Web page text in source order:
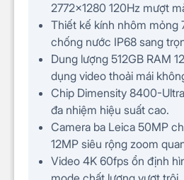
Chip đồ họa
(GPU)
Mali-G720
CAMERA
Độ phân giải
camera sau
Chính 50 MP
Độ phân giải
camera trước
32 MP
2772x1280 120Hz mượt
Thiết kế kính nhôm mỏng
chống nước IP68 sang
Dung lượng 512GB RAM
dụng video thoải mái
Chip Dimensity 8400-
đa nhiệm hiệu suất cao.
Camera ba Leica 50MP
12MP siêu rộng zoom
Video 4K 60fps ổn định